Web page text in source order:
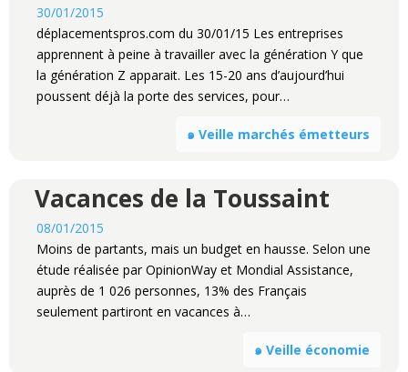
30/01/2015
déplacementspros.com du 30/01/15 Les entreprises
apprennent à peine à travailler avec la génération Y que
la génération Z apparait. Les 15-20 ans d’aujourd’hui
poussent déjà la porte des services, pour…
๑ Veille marchés émetteurs
Vacances de la Toussaint
08/01/2015
Moins de partants, mais un budget en hausse. Selon une
étude réalisée par OpinionWay et Mondial Assistance,
auprès de 1 026 personnes, 13% des Français
seulement partiront en vacances à…
๑ Veille économie